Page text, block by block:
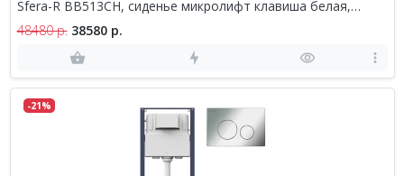
Sfera-R BB513CH, сиденье микролифт клавиша белая,
48480 р. 38580 р.
-21%